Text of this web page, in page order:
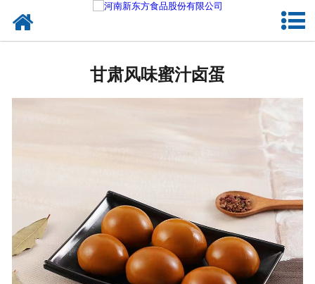
甘肃鸡蛋壳粉
甘肃新东方食品
甘肃食品代加工
甘肃风味蜜汁卤蛋